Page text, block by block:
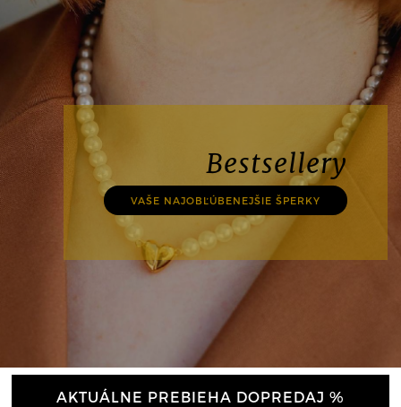
Bestsellery
VAŠE NAJOBĽÚBENEJŠIE ŠPERKY
AKTUÁLNE PREBIEHA DOPREDAJ %